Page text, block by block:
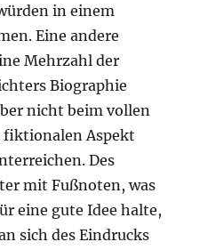
in einem
Eine andere
Mehrzahl der
Biographie
nicht beim vollen
fiktionalen Aspekt
Des
mit Fußnoten, was
eine gute Idee halte,
sich des Eindrucks